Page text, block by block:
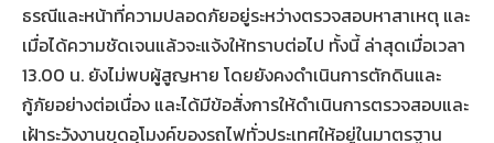
ธรณีและหน้าที่ความปลอดภัยอยู่ระหว่างตรวจสอบหาสาเหตุ และ
เมื่อได้ความชัดเจนแล้วจะแจ้งให้ทราบต่อไป ทั้งนี้ ล่าสุดเมื่อเวลา
13.00 น. ยังไม่พบผู้สูญหาย โดยยังคงดำเนินการตักดินและ
กู้ภัยอย่างต่อเนื่อง และได้มีข้อสั่งการให้ดำเนินการตรวจสอบและ
เฝ้าระวังงานขุดอุโมงค์ของรถไฟทั่วประเทศให้อยู่ในมาตรฐาน